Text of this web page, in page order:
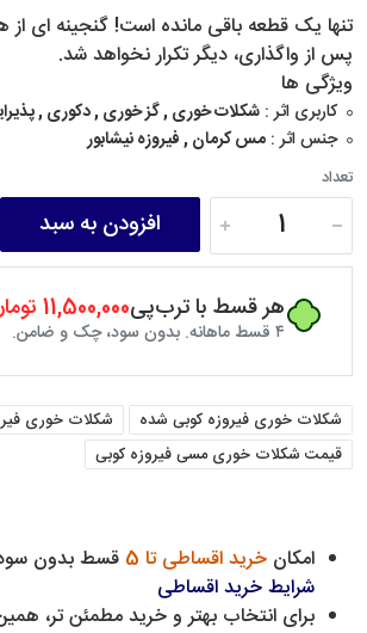
تنها یک قطعه باقی مانده است! گنجینه ای از
پس از واگذاری، دیگر تکرار نخواهد شد.
ویژگی ها
کاربری اثر : شکلات خوری , گز خوری , دکوری ,
جنس اثر : مس کرمان , فیروزه نیشابور
تعداد
افزودن به سبد
هر قسط با ترب‌پی11,500,000 تومان
۴ قسط ماهانه. بدون سود، چک و ضامن.
شکلات خوری فیروزه کوبی شده
شکلات خوری
قیمت شکلات خوری مسی فیروزه کوبی
امکان خرید اقساطی تا 5 قسط بدون
شرایط خرید اقساطی
برای انتخاب بهتر و خرید مطمئن تر،